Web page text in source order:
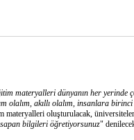
materyalleri dünyanın her
olalım, akıllı olalım, insanlara
materyalleri oluşturulacak,
bilgileri öğretiyorsunuz"